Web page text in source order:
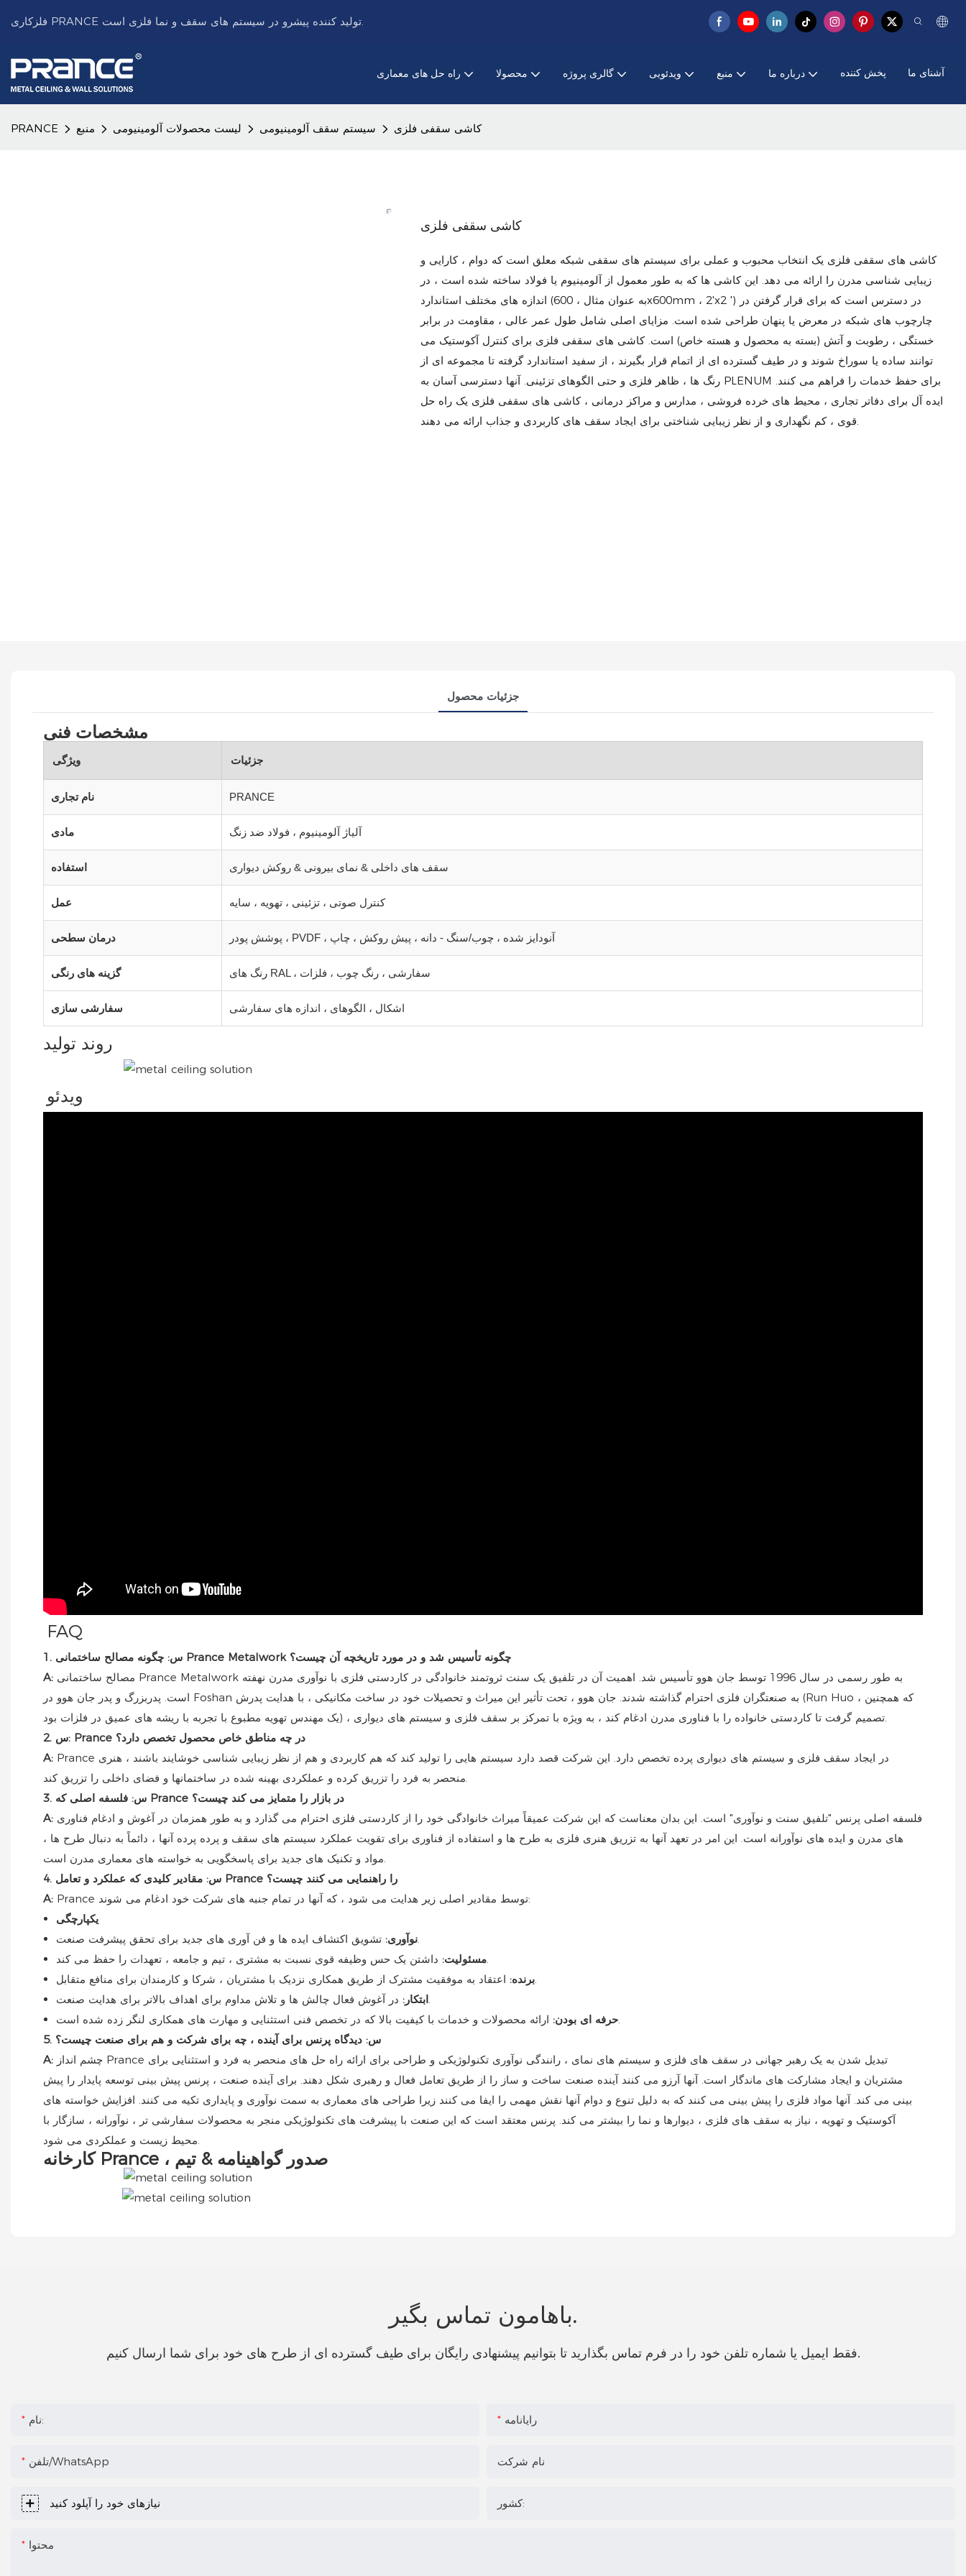
فلزکاری PRANCE تولید کننده پیشرو در سیستم های سقف و نما فلزی است.
راه حل های معماری محصولا گالری پروژه ویدئویی منبع درباره ما پخش کننده آشنای ما
PRANCE منبع لیست محصولات آلومینیومی سیستم سقف آلومینیومی کاشی سقفی فلزی
کاشی سقفی فلزی
کاشی های سقفی فلزی یک انتخاب محبوب و عملی برای سیستم های سقفی شبکه معلق است که دوام ، کارایی و
زیبایی شناسی مدرن را ارائه می دهد. این کاشی ها که به طور معمول از آلومینیوم یا فولاد ساخته شده است ، در
اندازه های مختلف استاندارد (به عنوان مثال ، 600x600mm ، 2'x2 ') در دسترس است که برای قرار گرفتن در
چارچوب های شبکه در معرض یا پنهان طراحی شده است. مزایای اصلی شامل طول عمر عالی ، مقاومت در برابر
خستگی ، رطوبت و آتش (بسته به محصول و هسته خاص) است. کاشی های سقفی فلزی برای کنترل آکوستیک می
توانند ساده یا سوراخ شوند و در طیف گسترده ای از اتمام قرار بگیرند ، از سفید استاندارد گرفته تا مجموعه ای از
رنگ ها ، ظاهر فلزی و حتی الگوهای تزئینی. آنها دسترسی آسان به PLENUM برای حفظ خدمات را فراهم می کنند.
ایده آل برای دفاتر تجاری ، محیط های خرده فروشی ، مدارس و مراکز درمانی ، کاشی های سقفی فلزی یک راه حل
جزئیات محصول
مشخصات فنی
ویژگی جزئیات
نام تجاری PRANCE
مادی آلیاژ آلومینیوم ، فولاد ضد زنگ
استفاده سقف های داخلی & نمای بیرونی & روکش دیواری
عمل کنترل صوتی ، تزئینی ، تهویه ، سایه
درمان سطحی پوشش پودر ، PVDF ، آنودایز شده ، چوب/سنگ - دانه ، پیش روکش ، چاپ
گزینه های رنگی رنگ های RAL ، سفارشی ، رنگ چوب ، فلزات
سفارشی سازی اشکال ، الگوهای ، اندازه های سفارشی
روند تولید
ویدئو
FAQ
1. س: چگونه مصالح ساختمانی Prance Metalwork چگونه تأسیس شد و در مورد تاریخچه آن چیست؟
A: مصالح ساختمانی Prance Metalwork به طور رسمی در سال 1996 توسط جان هوو تأسیس شد. اهمیت آن در تلفیق یک سنت ثروتمند خانوادگی در کاردستی فلزی با نوآوری مدرن نهفته
است. پدربزرگ و پدر جان هوو در Foshan به صنعتگران فلزی احترام گذاشته شدند. جان هوو ، تحت تأثیر این میراث و تحصیلات خود در ساخت مکانیکی ، با هدایت پدرش (Run Huo ، که همچنین
2. س: Prance در چه مناطق خاص محصول تخصص دارد؟
A: Prance در ایجاد سقف فلزی و سیستم های دیواری پرده تخصص دارد. این شرکت قصد دارد سیستم هایی را تولید کند که هم کاربردی و هم از نظر زیبایی شناسی خوشایند باشند ، هنری
3. س: فلسفه اصلی که Prance در بازار را متمایز می کند چیست؟
A: فلسفه اصلی پرنس "تلفیق سنت و نوآوری" است. این بدان معناست که این شرکت عمیقاً میراث خانوادگی خود را از کاردستی فلزی احترام می گذارد و به طور همزمان در آغوش و ادغام فناوری
های مدرن و ایده های نوآورانه است. این امر در تعهد آنها به تزریق هنری فلزی به طرح ها و استفاده از فناوری برای تقویت عملکرد سیستم های سقف و پرده پرده آنها ، دائماً به دنبال طرح ها ،
4. س: مقادیر کلیدی که عملکرد و تعامل Prance را راهنمایی می کنند چیست؟
A:
Prance توسط مقادیر اصلی زیر هدایت می شود ، که آنها در تمام جنبه های شرکت خود ادغام می شوند:
یکپارچگی
نوآوری:
مسئولیت:
برنده:
ابتکار:
حرفه ای بودن:
5. س: دیدگاه پرنس برای آینده ، چه برای شرکت و هم برای صنعت چیست؟
A: چشم انداز Prance تبدیل شدن به یک رهبر جهانی در سقف های فلزی و سیستم های نمای ، رانندگی نوآوری تکنولوژیکی و طراحی برای ارائه راه حل های منحصر به فرد و استثنایی برای
مشتریان و ایجاد مشارکت های ماندگار است. آنها آرزو می کنند آینده صنعت ساخت و ساز را از طریق تعامل فعال و رهبری شکل دهند. برای آینده صنعت ، پرنس پیش بینی توسعه پایدار را پیش
بینی می کند. آنها مواد فلزی را پیش بینی می کنند که به دلیل تنوع و دوام آنها نقش مهمی را ایفا می کنند زیرا طراحی های معماری به سمت نوآوری و پایداری تکیه می کنند. افزایش خواسته های
آکوستیک و تهویه ، نیاز به سقف های فلزی ، دیوارها و نما را بیشتر می کند. پرنس معتقد است که این صنعت با پیشرفت های تکنولوژیکی منجر به محصولات سفارشی تر ، نوآورانه ، سازگار با
کارخانه Prance ، صدور گواهینامه & تیم
باهامون تماس بگير.
فقط ایمیل یا شماره تلفن خود را در فرم تماس بگذارید تا بتوانیم پیشنهادی رایگان برای طیف گسترده ای از طرح های خود برای شما ارسال کنیم.
نام: رایانامه
تلفن/WhatsApp نام شرکت
نیازهای خود را آپلود کنید کشور:
محتوا